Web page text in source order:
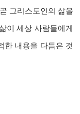
곧 그리스도인의 삶을
이 세상 사람들에게
한 내용을 다듬은 것